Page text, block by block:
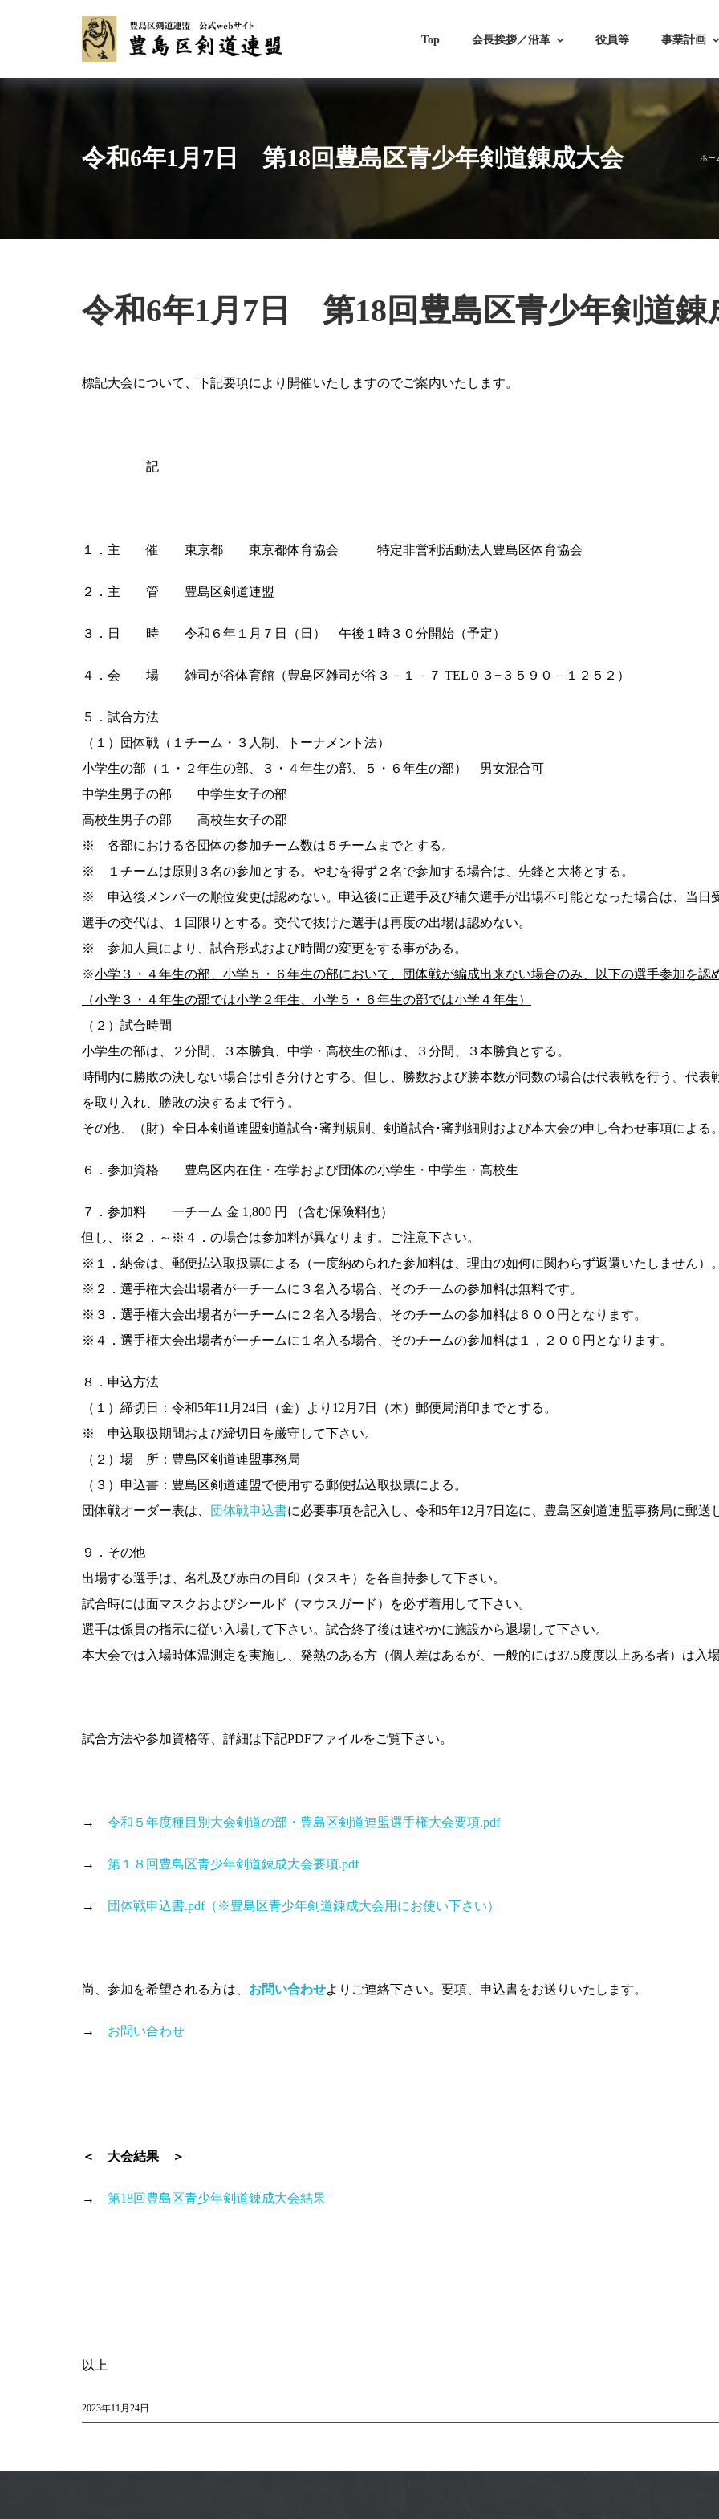
Top 会長挨拶／沿革 役員等 事業計画
令和6年1月7日 第18回豊島区青少年剣道錬成大会 ホー
令和6年1月7日 第18回豊島区青少年剣道錬
標記大会について、下記要項により開催いたしますのでご案内いたします。
記
１．主 催 東京都 東京都体育協会 特定非営利活動法人豊島区体育協会
２．主 管 豊島区剣道連盟
３．日 時 令和６年１月７日（日） 午後１時３０分開始（予定）
４．会 場 雑司が谷体育館（豊島区雑司が谷３－１－７ TEL０３−３５９０－１２５２）
５．試合方法
（１）団体戦（１チーム・３人制、トーナメント法）
小学生の部（１・２年生の部、３・４年生の部、５・６年生の部） 男女混合可
中学生男子の部 中学生女子の部
高校生男子の部 高校生女子の部
※ 各部における各団体の参加チーム数は５チームまでとする。
※ １チームは原則３名の参加とする。やむを得ず２名で参加する場合は、先鋒と大将とする。
※ 申込後メンバーの順位変更は認めない。申込後に正選手及び補欠選手が出場不可能となった場合は、当日
選手の交代は、１回限りとする。交代で抜けた選手は再度の出場は認めない。
※ 参加人員により、試合形式および時間の変更をする事がある。
※小学３・４年生の部、小学５・６年生の部において、団体戦が編成出来ない場合のみ、以下の選手参加を認
（小学３・４年生の部では小学２年生、小学５・６年生の部では小学４年生）
（２）試合時間
小学生の部は、２分間、３本勝負、中学・高校生の部は、３分間、３本勝負とする。
時間内に勝敗の決しない場合は引き分けとする。但し、勝数および勝本数が同数の場合は代表戦を行う。代
を取り入れ、勝敗の決するまで行う。
その他、（財）全日本剣道連盟剣道試合･審判規則、剣道試合･審判細則および本大会の申し合わせ事項による
６．参加資格 豊島区内在住・在学および団体の小学生・中学生・高校生
７．参加料 一チーム 金 1,800 円 （含む保険料他）
但し、※２．～※４．の場合は参加料が異なります。ご注意下さい。
※１．納金は、郵便払込取扱票による（一度納められた参加料は、理由の如何に関わらず返還いたしません）
※２．選手権大会出場者が一チームに３名入る場合、そのチームの参加料は無料です。
※３．選手権大会出場者が一チームに２名入る場合、そのチームの参加料は６００円となります。
※４．選手権大会出場者が一チームに１名入る場合、そのチームの参加料は１，２００円となります。
８．申込方法
（１）締切日：令和5年11月24日（金）より12月7日（木）郵便局消印までとする。
※ 申込取扱期間および締切日を厳守して下さい。
（２）場 所：豊島区剣道連盟事務局
（３）申込書：豊島区剣道連盟で使用する郵便払込取扱票による。
団体戦オーダー表は、
団体戦申込書に必要事項を記入し、令和5年12月7日迄に、豊島区剣道連盟事務局に郵送
９．その他
出場する選手は、名札及び赤白の目印（タスキ）を各自持参して下さい。
試合時には面マスクおよびシールド（マウスガード）を必ず着用して下さい。
選手は係員の指示に従い入場して下さい。試合終了後は速やかに施設から退場して下さい。
本大会では入場時体温測定を実施し、発熱のある方（個人差はあるが、一般的には37.5度度以上ある者）は入
試合方法や参加資格等、詳細は下記PDFファイルをご覧下さい。
→ 令和５年度種目別大会剣道の部・豊島区剣道連盟選手権大会要項.pdf
→ 第１８回豊島区青少年剣道錬成大会要項.pdf
→ 団体戦申込書.pdf（※豊島区青少年剣道錬成大会用にお使い下さい）
尚、参加を希望される方は、 お問い合わせよりご連絡下さい。要項、申込書をお送りいたします。
→ お問い合わせ
＜ 大会結果 ＞
→ 第18回豊島区青少年剣道錬成大会結果
以上
2023年11月24日